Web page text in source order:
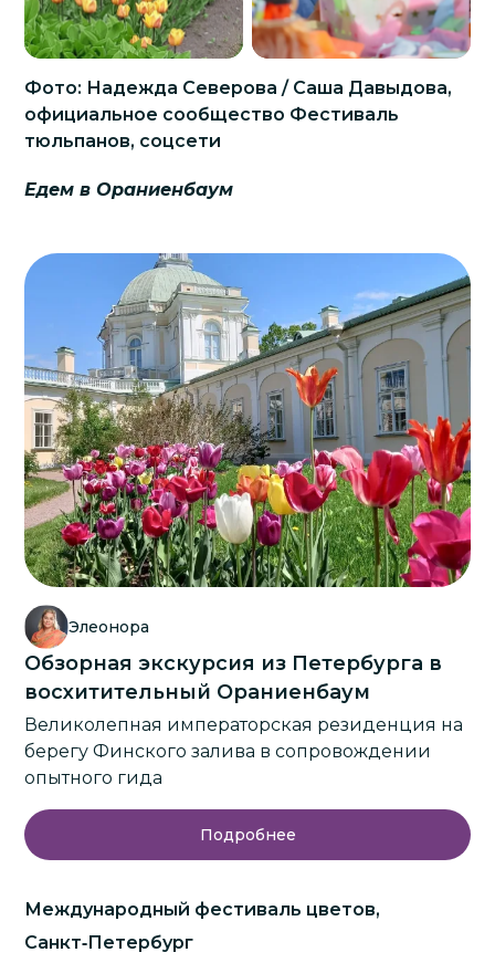
Фото: Надежда Северова / Саша Давыдова,
официальное сообщество Фестиваль
тюльпанов, соцсети
Едем в Ораниенбаум
Элеонора
Обзорная экскурсия из Петербурга в
восхитительный Ораниенбаум
Великолепная императорская резиденция на
берегу Финского залива в сопровождении
опытного гида
Подробнее
Международный фестиваль цветов,
Санкт‑Петербург